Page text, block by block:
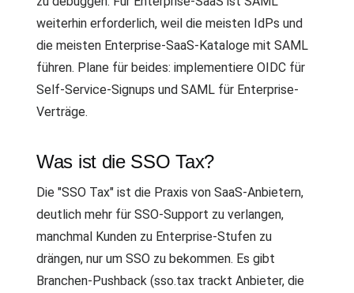
weiterhin erforderlich, weil die meisten IdPs und
die meisten Enterprise-SaaS-Kataloge mit SAML
führen. Plane für beides: implementiere OIDC für
Self-Service-Signups und SAML für Enterprise-
Verträge.
Was ist die SSO Tax?
Die "SSO Tax" ist die Praxis von SaaS-Anbietern,
deutlich mehr für SSO-Support zu verlangen,
manchmal Kunden zu Enterprise-Stufen zu
drängen, nur um SSO zu bekommen. Es gibt
Branchen-Pushback (sso.tax trackt Anbieter, die